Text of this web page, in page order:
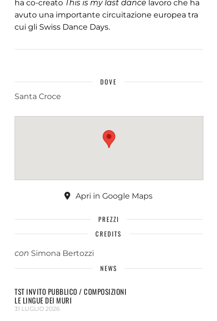
ha co-creato This is my last dance lavoro che ha
avuto una importante circuitazione europea tra
cui gli Swiss Dance Days.
DOVE
Santa Croce
Apri in Google Maps
PREZZI
CREDITS
con Simona Bertozzi
NEWS
TST INVITO PUBBLICO / COMPOSIZIONI
LE LINGUE DEI MURI
31 LUGLIO 2026